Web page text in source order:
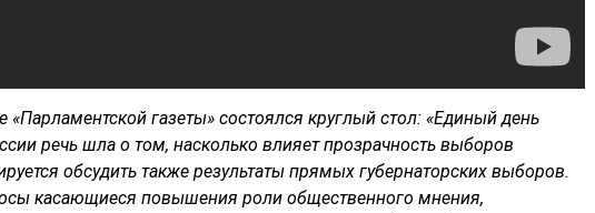
«Парламентской газеты» состоялся круглый стол: «Единый день
речь шла о том, насколько влияет прозрачность выборов
обсудить также результаты прямых губернаторских выборов.
касающиеся повышения роли общественного мнения,